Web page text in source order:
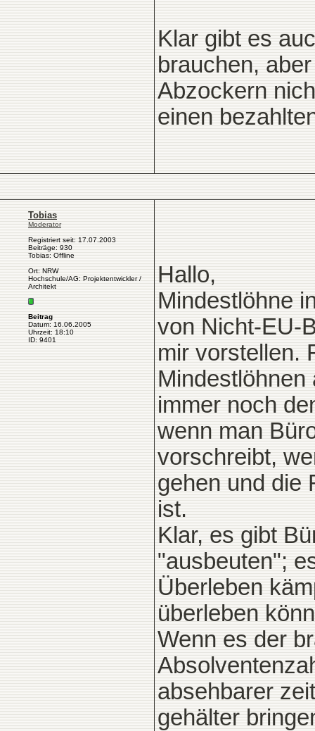
Klar gibt es
brauchen,
Abzockern
einen
Tobias
Moderator
Registriert seit: 17.07.2003
Beiträge: 930
Tobias: Offline
Ort: NRW
Hochschule/AG: Projektentwickler /
Architekt
Beitrag
Datum: 16.06.2005
Uhrzeit: 18:10
ID: 9401
Hallo,
Mindestlöhne
von Nicht-EU-
mir vorstellen.
immer noch
wenn man
vorschreibt,
gehen und die
ist.
Klar, es gibt
"ausbeuten";
Überleben
überleben
Wenn es der
absehbarer
gehälter